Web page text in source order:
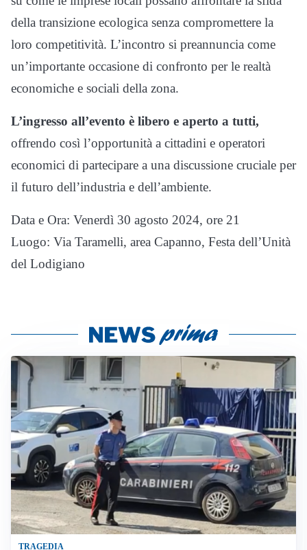
della transizione ecologica senza compromettere la
loro competitività. L’incontro si preannuncia come
un’importante occasione di confronto per le realtà
economiche e sociali della zona.
L’ingresso all’evento è libero e aperto a tutti,
offrendo così l’opportunità a cittadini e operatori
economici di partecipare a una discussione cruciale per
il futuro dell’industria e dell’ambiente.
Data e Ora: Venerdì 30 agosto 2024, ore 21
Luogo: Via Taramelli, area Capanno, Festa dell’Unità
del Lodigiano
TRAGEDIA